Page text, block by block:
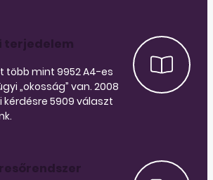
terjedelem
több mint 9952 A4-es
„okosság” van. 2008
kérdésre 5909 választ